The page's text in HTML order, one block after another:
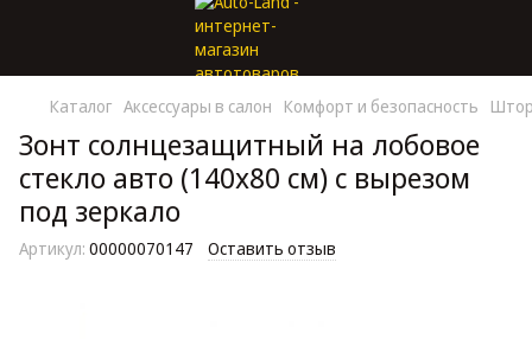
Каталог Аксессуары в салон Комфорт и безопасность
Зонт солнцезащитный на лобовое
стекло авто (140х80 см) с вырезом
под зеркало
Артикул: 00000070147 Оставить отзыв